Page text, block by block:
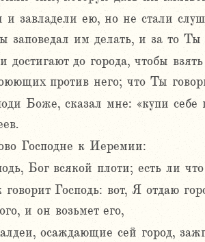
завладели ею, но не стали
заповедал им делать, и за то Ты
достигают до города, чтобы
против него; что Ты
Боже, сказал мне: «купи себе
Господне к Иеремии:
Бог всякой плоти; есть ли
говорит Господь: вот, Я отдаю
и он возьмет его,
осаждающие сей город,